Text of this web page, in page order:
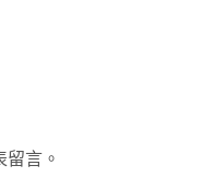
留言。